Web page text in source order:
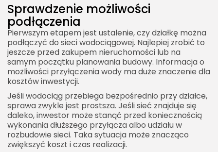
Sprawdzenie możliwości
podłączenia
Pierwszym etapem jest ustalenie, czy działkę można
podłączyć do sieci wodociągowej. Najlepiej zrobić to
jeszcze przed zakupem nieruchomości lub na
samym początku planowania budowy. Informacja o
możliwości przyłączenia wody ma duże znaczenie dla
kosztów inwestycji.
Jeśli wodociąg przebiega bezpośrednio przy działce,
sprawa zwykle jest prostsza. Jeśli sieć znajduje się
daleko, inwestor może stanąć przed koniecznością
wykonania dłuższego przyłącza albo udziału w
rozbudowie sieci. Taka sytuacja może znacząco
zwiększyć koszt i czas realizacji.